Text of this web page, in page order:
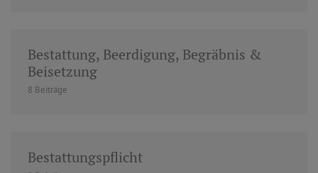
Bestattung, Beerdigung, Begräbnis &
Beisetzung
8 Beiträge
Bestattungspflicht